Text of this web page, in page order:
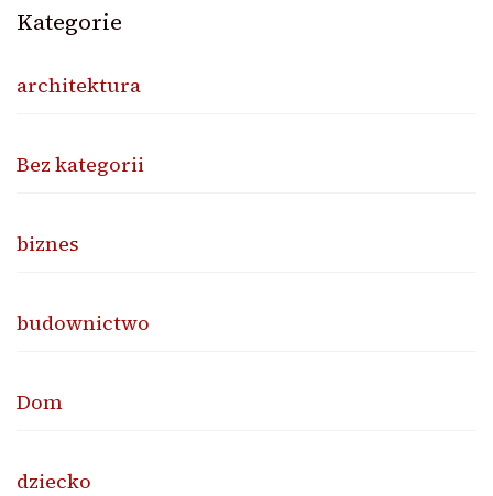
Kategorie
architektura
Bez kategorii
biznes
budownictwo
Dom
dziecko